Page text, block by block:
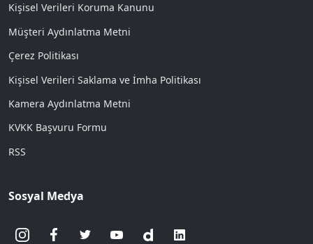
Kişisel Verileri Koruma Kanunu
Müşteri Aydınlatma Metni
Çerez Politikası
Kişisel Verileri Saklama ve İmha Politikası
Kamera Aydınlatma Metni
KVKK Başvuru Formu
RSS
Sosyal Medya